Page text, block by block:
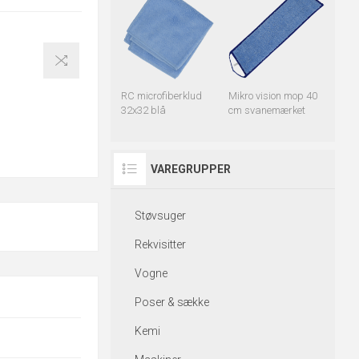
RC microfiberklud
32x32 blå
Mikro vision mop 40
cm svanemærket
VAREGRUPPER
Støvsuger
Rekvisitter
Vogne
Poser & sække
Kemi